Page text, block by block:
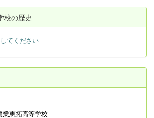
校の歴史
てください
業恵拓高等学校